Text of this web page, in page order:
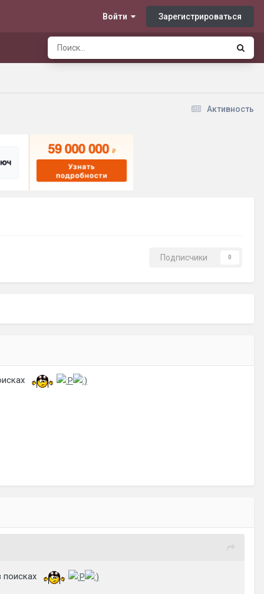
Войти Зарегистрироваться
Активность
Подписчики 0
поисках